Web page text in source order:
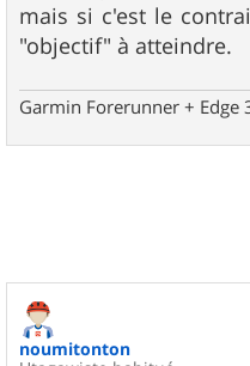
mais si c'est le
"objectif" à atteindre.
Garmin Forerunner + Edge
noumitonton